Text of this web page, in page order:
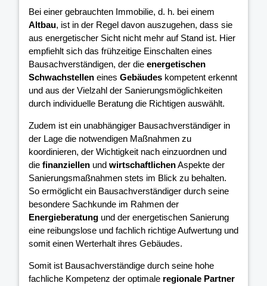
Bei einer gebrauchten Immobilie, d. h. bei einem
Altbau, ist in der Regel davon auszugehen, dass sie
aus energetischer Sicht nicht mehr auf Stand ist. Hier
empfiehlt sich das frühzeitige Einschalten eines
Bausachverständigen, der die energetischen
Schwachstellen eines Gebäudes kompetent erkennt
und aus der Vielzahl der Sanierungsmöglichkeiten
durch individuelle Beratung die Richtigen auswählt.
Zudem ist ein unabhängiger Bausachverständiger in
der Lage die notwendigen Maßnahmen zu
koordinieren, der Wichtigkeit nach einzuordnen und
die finanziellen und wirtschaftlichenAspekte der
Sanierungsmaßnahmen stets im Blick zu behalten.
So ermöglicht ein Bausachverständiger durch seine
besondere Sachkunde im Rahmen der
Energieberatung und der energetischen Sanierung
eine reibungslose und fachlich richtige Aufwertung und
somit einen Werterhalt ihres Gebäudes.
Somit ist Bausachverständige durch seine hohe
fachliche Kompetenz der optimale regionale Partner